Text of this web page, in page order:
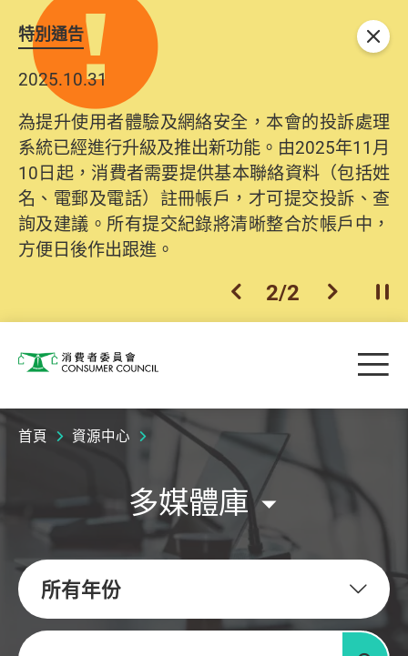
特別通告
2025.10.31
為提升使用者體驗及網絡安全，本會的投訴處理
系統已經進行升級及推出新功能。由2025年11月
10日起，消費者需要提供基本聯絡資料（包括姓
名、電郵及電話）註冊帳戶，才可提交投訴、查
詢及建議。所有提交紀錄將清晰整合於帳戶中，
方便日後作出跟進。
上一個
2/2 下一個開
關閉
消費者委員會 目
首頁 資源中心
多媒體庫
所有年份
關鍵字